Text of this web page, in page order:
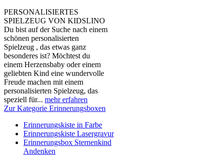
PERSONALISIERTES
SPIELZEUG VON KIDSLINO
Du bist auf der Suche nach einem
schönen personalisierten
Spielzeug , das etwas ganz
besonderes ist? Möchtest du
einem Herzensbaby oder einem
geliebten Kind eine wundervolle
Freude machen mit einem
personalisierten Spielzeug, das
speziell für... mehr erfahren
Zur Kategorie Erinnerungsboxen
Erinnerungskiste in Farbe
Erinnerungskiste Lasergravur
Erinnerungsbox Sternenkind
Andenken